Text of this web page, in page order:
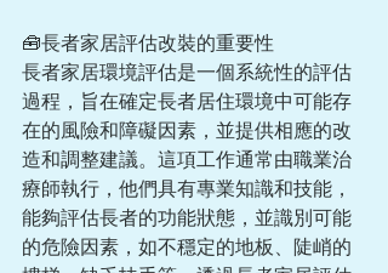
🧰長者家居評估改裝的重要性
長者家居環境評估是一個系統性的評估
過程，旨在確定長者居住環境中可能存
在的風險和障礙因素，並提供相應的改
造和調整建議。這項工作通常由職業治
療師執行，他們具有專業知識和技能，
能夠評估長者的功能狀態，並識別可能
的危險因素，如不穩定的地板、陡峭的